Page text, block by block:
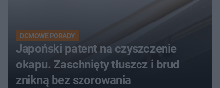
DOMOWE PORADY
Japoński patent na czyszczenie
okapu. Zaschnięty tłuszcz i brud
znikną bez szorowania